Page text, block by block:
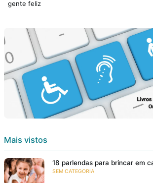
gente feliz
Mais vistos
18 parlendas para brincar em
SEM CATEGORIA